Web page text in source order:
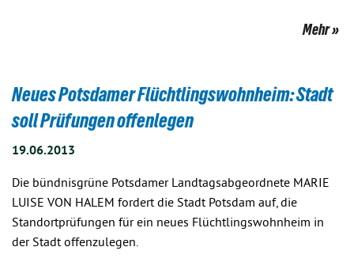
Mehr
Neues Potsdamer Flüchtlingswohnheim: Stadt
soll Prüfungen offenlegen
19.06.2013
Die bündnisgrüne Potsdamer Landtagsabgeordnete MARIE
LUISE VON HALEM fordert die Stadt Potsdam auf, die
Standortprüfungen für ein neues Flüchtlingswohnheim in
der Stadt offenzulegen.